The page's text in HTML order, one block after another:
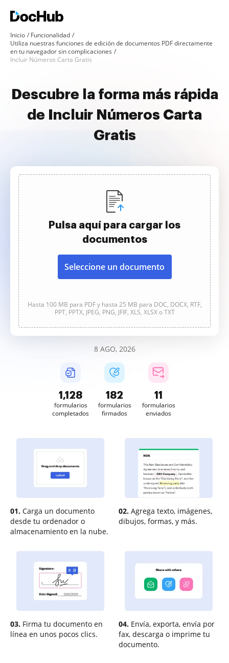
Inicio
Funcionalidad
Utiliza nuestras funciones de edición de documentos PDF directamente
en tu navegador sin complicaciones
Incluir Números Carta Gratis
Descubre la forma más rápida
de Incluir Números Carta
Gratis
Pulsa aquí para cargar los
documentos
Seleccione un documento
Hasta 100 MB para PDF y hasta 25 MB para DOC, DOCX, RTF,
PPT, PPTX, JPEG, PNG, JFIF, XLS, XLSX o TXT
8 AGO, 2026
1,128
formularios
completados
182
formularios
firmados
11
formularios
enviados
01. Carga un documento
desde tu ordenador o
almacenamiento en la nube.
02. Agrega texto, imágenes,
dibujos, formas, y más.
03. Firma tu documento en
línea en unos pocos clics.
04. Envía, exporta, envía por
fax, descarga o imprime tu
documento.